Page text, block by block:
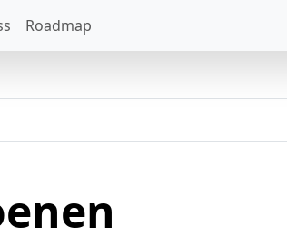
Roadmap